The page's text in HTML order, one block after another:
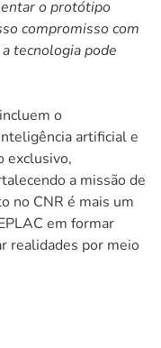
o protótipo
compromisso com
tecnologia pode
o
artificial e
exclusivo,
a missão de
no CNR é mais um
em formar
realidades por meio